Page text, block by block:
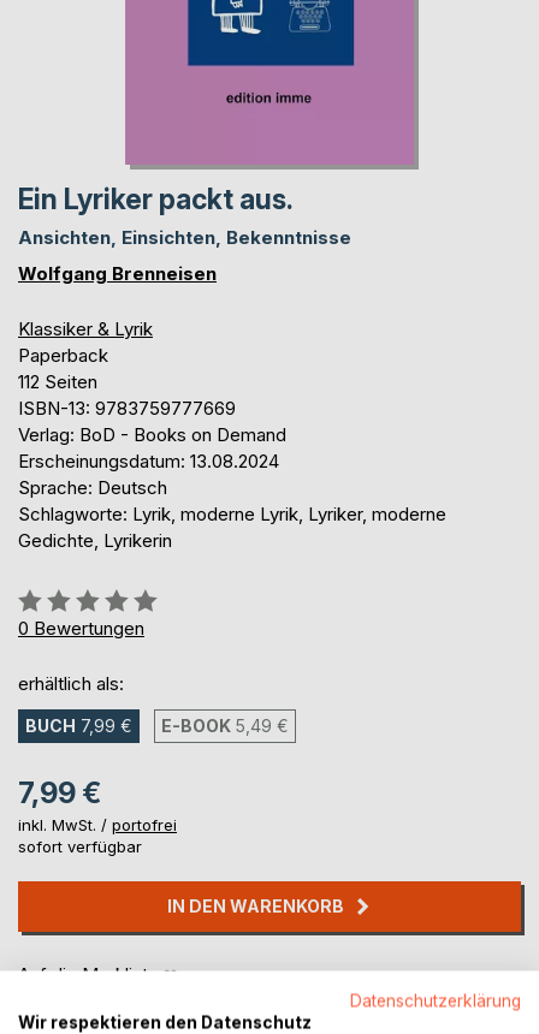
Ein Lyriker packt aus.
Ansichten, Einsichten, Bekenntnisse
Wolfgang Brenneisen
Klassiker & Lyrik
Paperback
112 Seiten
ISBN-13: 9783759777669
Verlag: BoD - Books on Demand
Erscheinungsdatum: 13.08.2024
Sprache: Deutsch
Schlagworte: Lyrik, moderne Lyrik, Lyriker, moderne
Gedichte, Lyrikerin
Bewertung::
0%
0 Bewertungen
erhältlich als:
BUCH 7,99 € E-BOOK 5,49 €
7,99 €
inkl. MwSt. / portofrei
sofort verfügbar
IN DEN WARENKORB
Auf die Merkliste
Datenschutzerklärung
Wir respektieren den Datenschutz